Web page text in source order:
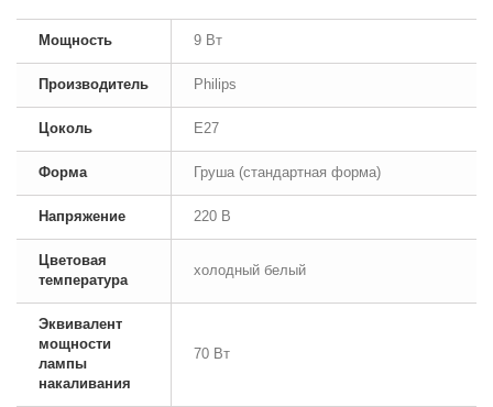
Мощность 9 Вт
Производитель Philips
Цоколь E27
Форма Груша (стандартная форма)
Напряжение 220 В
Цветовая
температура
холодный белый
Эквивалент
мощности
лампы
накаливания
70 Вт